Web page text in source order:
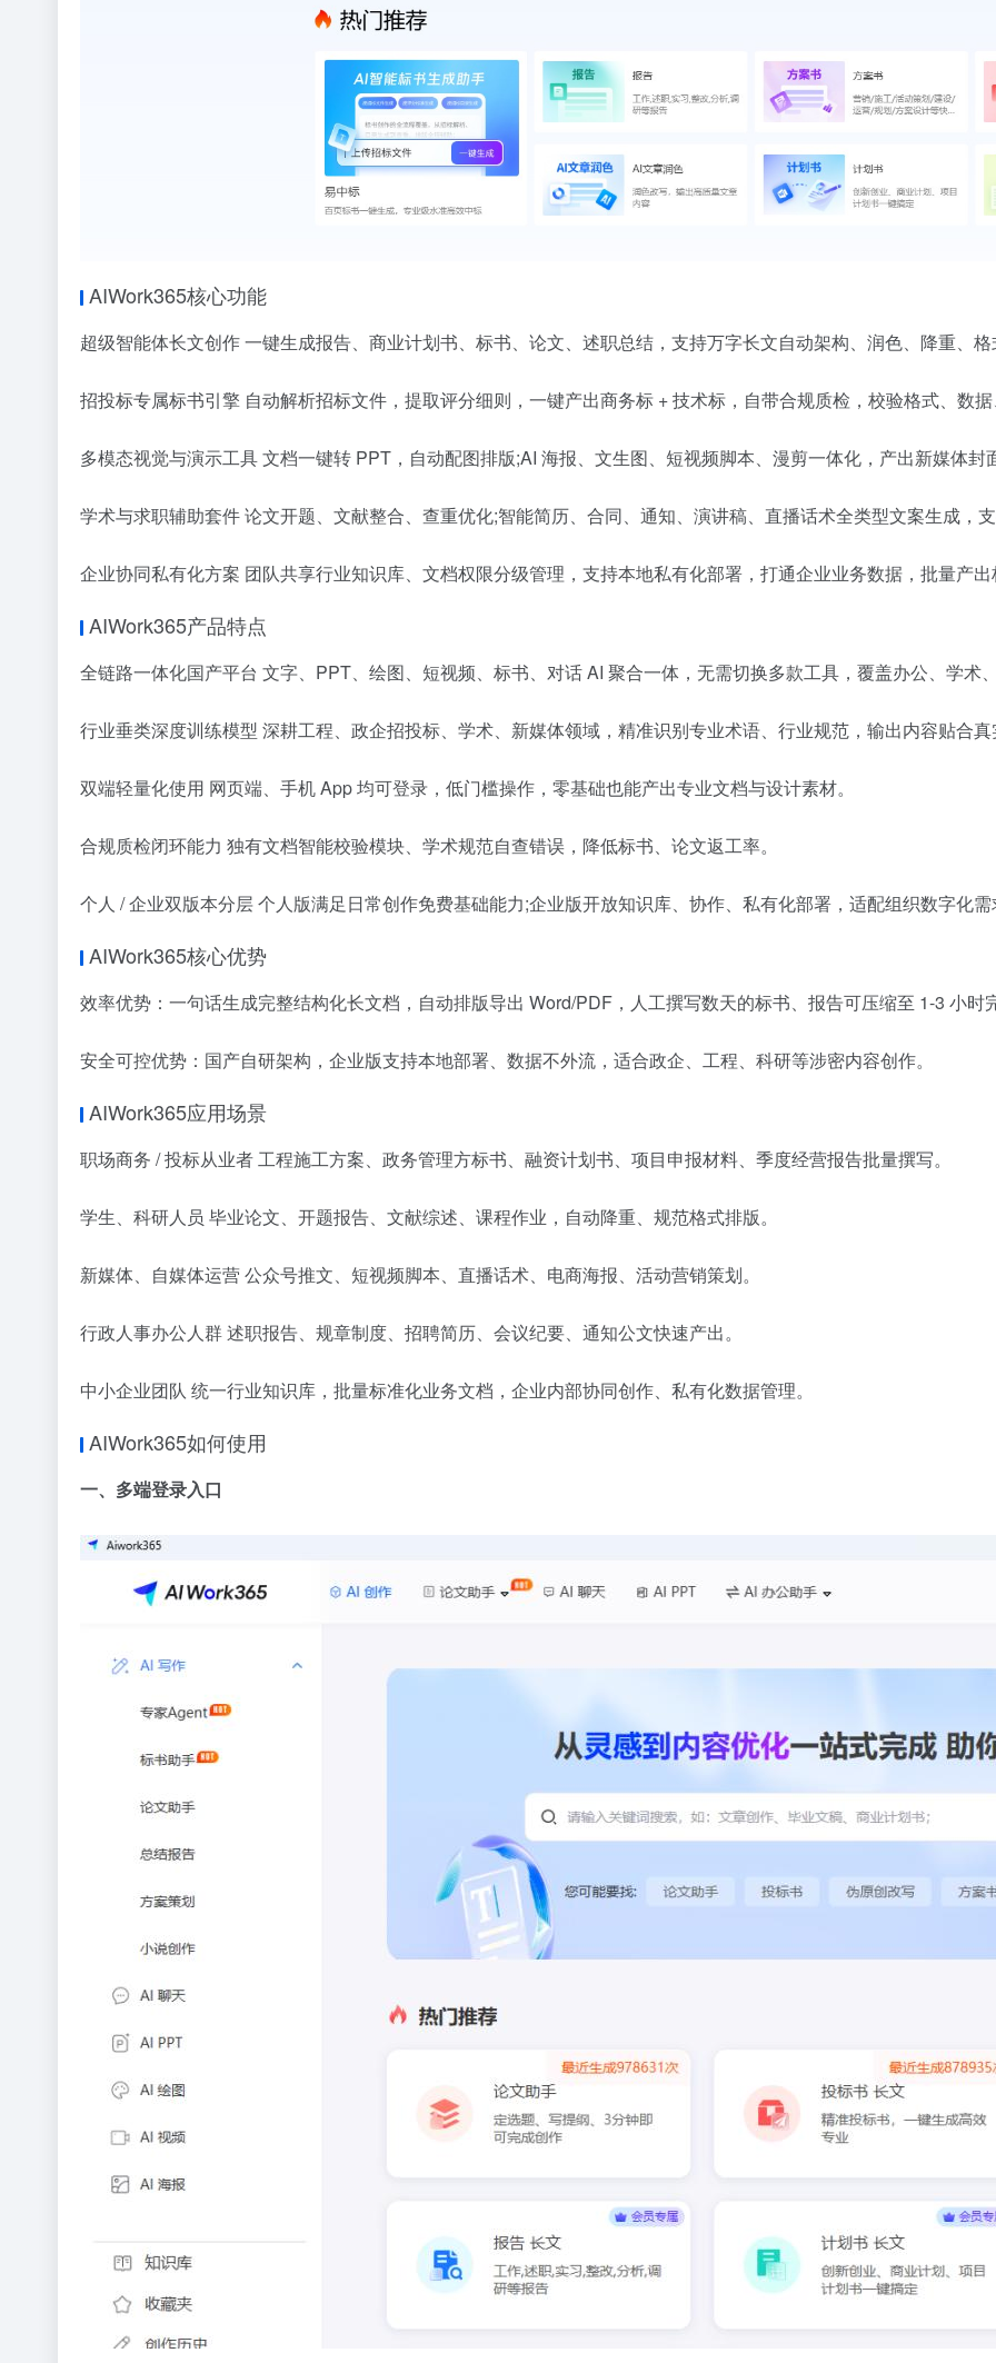
AIWork365核心功能
超级智能体长文创作 一键生成报告、商业计划书、标书、论文、述职总结，支持万字长文自动架构、润色、降重、格
招投标专属标书引擎 自动解析招标文件，提取评分细则，一键产出商务标 + 技术标，自带合规质检，校验格式、数据
多模态视觉与演示工具 文档一键转 PPT，自动配图排版;AI 海报、文生图、短视频脚本、漫剪一体化，产出新媒体封
学术与求职辅助套件 论文开题、文献整合、查重优化;智能简历、合同、通知、演讲稿、直播话术全类型文案生成，支
企业协同私有化方案 团队共享行业知识库、文档权限分级管理，支持本地私有化部署，打通企业业务数据，批量产出
AIWork365产品特点
全链路一体化国产平台 文字、PPT、绘图、短视频、标书、对话 AI 聚合一体，无需切换多款工具，覆盖办公、学术
行业垂类深度训练模型 深耕工程、政企招投标、学术、新媒体领域，精准识别专业术语、行业规范，输出内容贴合真
双端轻量化使用 网页端、手机 App 均可登录，低门槛操作，零基础也能产出专业文档与设计素材。
合规质检闭环能力 独有文档智能校验模块、学术规范自查错误，降低标书、论文返工率。
个人 / 企业双版本分层 个人版满足日常创作免费基础能力;企业版开放知识库、协作、私有化部署，适配组织数字化需
AIWork365核心优势
效率优势：一句话生成完整结构化长文档，自动排版导出 Word/PDF，人工撰写数天的标书、报告可压缩至 1-3 小时完
安全可控优势：国产自研架构，企业版支持本地部署、数据不外流，适合政企、工程、科研等涉密内容创作。
AIWork365应用场景
职场商务 / 投标从业者 工程施工方案、政务管理方标书、融资计划书、项目申报材料、季度经营报告批量撰写。
学生、科研人员 毕业论文、开题报告、文献综述、课程作业，自动降重、规范格式排版。
新媒体、自媒体运营 公众号推文、短视频脚本、直播话术、电商海报、活动营销策划。
行政人事办公人群 述职报告、规章制度、招聘简历、会议纪要、通知公文快速产出。
中小企业团队 统一行业知识库，批量标准化业务文档，企业内部协同创作、私有化数据管理。
AIWork365如何使用
一、多端登录入口